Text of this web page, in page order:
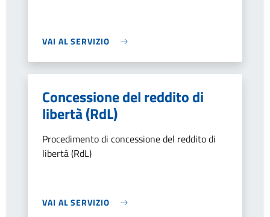
VAI AL SERVIZIO
Concessione del reddito di
libertà (RdL)
Procedimento di concessione del reddito di
libertà (RdL)
VAI AL SERVIZIO